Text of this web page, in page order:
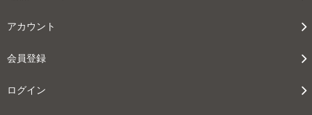
アカウント
会員登録
ログイン